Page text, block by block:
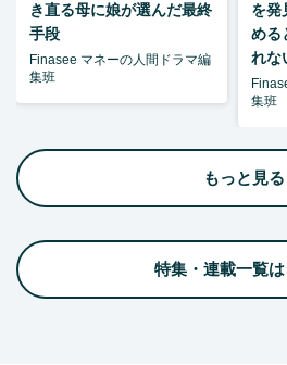
き直る母に娘が選んだ最終
手段
Finasee マネーの人間ドラマ編
集班
を発
める
れな
集班
もっと見る
特集・連載一覧